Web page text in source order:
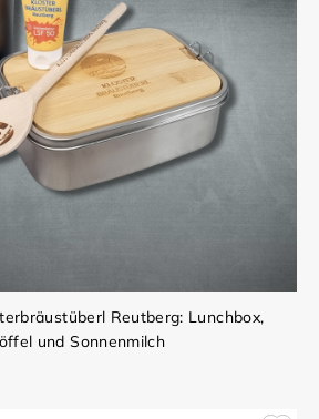
Reutberg: Lunchbox,
und Sonnenmilch